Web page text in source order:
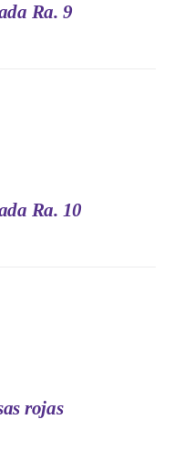
Ra. 9
Ra. 10
rojas